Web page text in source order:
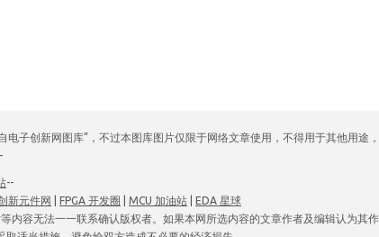
子创新网图库”，不过本图库图片仅限于网络文章使用，不得用于其他用途
--
新元件网 FPGA 开发圈 MCU 加油站
EDA 星球
容无法一一联系确认版权者。如果本网所选内容的文章作者及编辑认为其